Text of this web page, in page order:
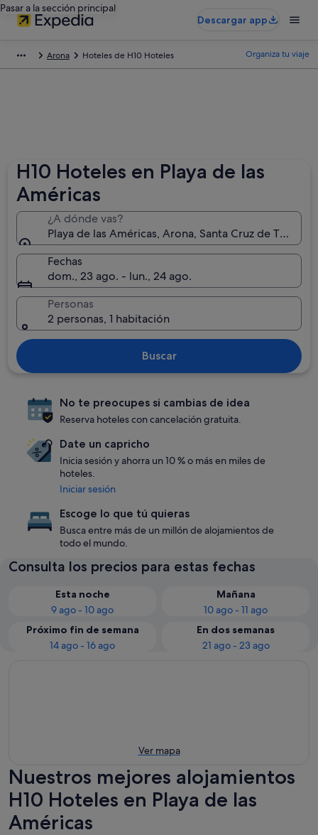
Pasar a la sección principal
Descargar app
Arona Hoteles de H10 Hoteles Organiza tu viaje
H10 Hoteles en Playa de las
Américas
¿A dónde vas?
Playa de las Américas, Arona, Santa Cruz de
Fechas
dom., 23 ago. - lun., 24 ago.
Personas
2 personas, 1 habitación
Buscar
No te preocupes si cambias de idea
Reserva hoteles con cancelación gratuita.
Date un capricho
Inicia sesión y ahorra un 10 % o más en miles de
hoteles.
Iniciar sesión
Escoge lo que tú quieras
Busca entre más de un millón de alojamientos de
todo el mundo.
Consulta los precios para estas fechas
Esta noche
9 ago - 10 ago
Mañana
10 ago - 11 ago
Próximo fin de semana
14 ago - 16 ago
En dos semanas
21 ago - 23 ago
Ver mapa
Nuestros mejores alojamientos
H10 Hoteles en Playa de las
Américas